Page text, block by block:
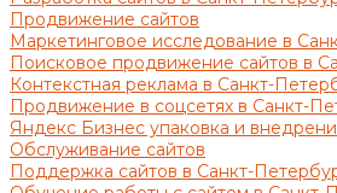
Продвижение сайтов
Маркетинговое исследование в
Поисковое продвижение сайтов в
Контекстная реклама в Санкт-
Продвижение в соцсетях в Санкт-
Яндекс Бизнес упаковка и
Обслуживание сайтов
Поддержка сайтов в Санкт-